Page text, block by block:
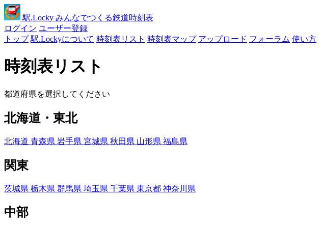
駅.Locky みんなでつくる鉄道時刻表
ログイン ユーザー登録
トップ 駅.Lockyについて 時刻表リスト 時刻表マップ アップロード フォーラム 使い方
時刻表リスト
都道府県を選択してください
北海道・東北
北海道 青森県 岩手県 宮城県 秋田県 山形県 福島県
関東
茨城県 栃木県 群馬県 埼玉県 千葉県 東京都 神奈川県
中部